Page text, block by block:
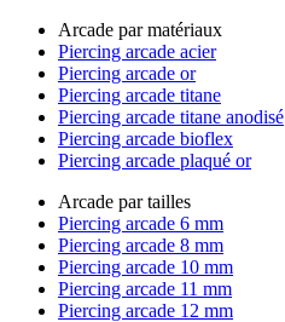
Arcade par matériaux
Piercing arcade acier
Piercing arcade or
Piercing arcade titane
Piercing arcade titane anodisé
Piercing arcade bioflex
Piercing arcade plaqué or
Arcade par tailles
Piercing arcade 6 mm
Piercing arcade 8 mm
Piercing arcade 10 mm
Piercing arcade 11 mm
Piercing arcade 12 mm